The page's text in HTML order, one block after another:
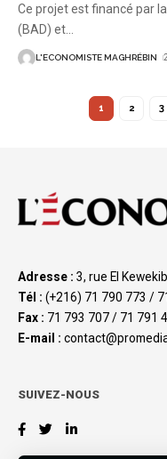
Ce projet est financé par
(BAD) et
L'ECONOMISTE MAGHRÉBIN
1 2 3
Adresse : 3, rue El
Tél : (+216) 71 790 773 /
Fax : 71 793 707 / 71 791
E-mail :
SUIVEZ-NOUS